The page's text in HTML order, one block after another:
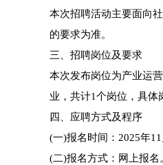
本次招聘活动主要面向
的要求为准。
三、招聘岗位及要求
本次发布岗位为产业运
业，共计1个岗位，具体
四、应聘方式及程序
(一)报名时间：2025年
(二)报名方式：网上报名